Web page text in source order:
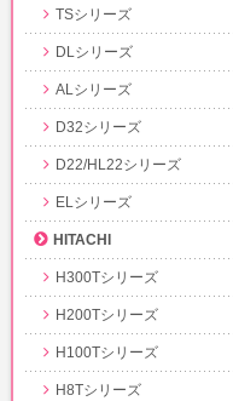
TSシリーズ
DLシリーズ
ALシリーズ
D32シリーズ
D22/HL22シリーズ
ELシリーズ
HITACHI
H300Tシリーズ
H200Tシリーズ
H100Tシリーズ
H8Tシリーズ